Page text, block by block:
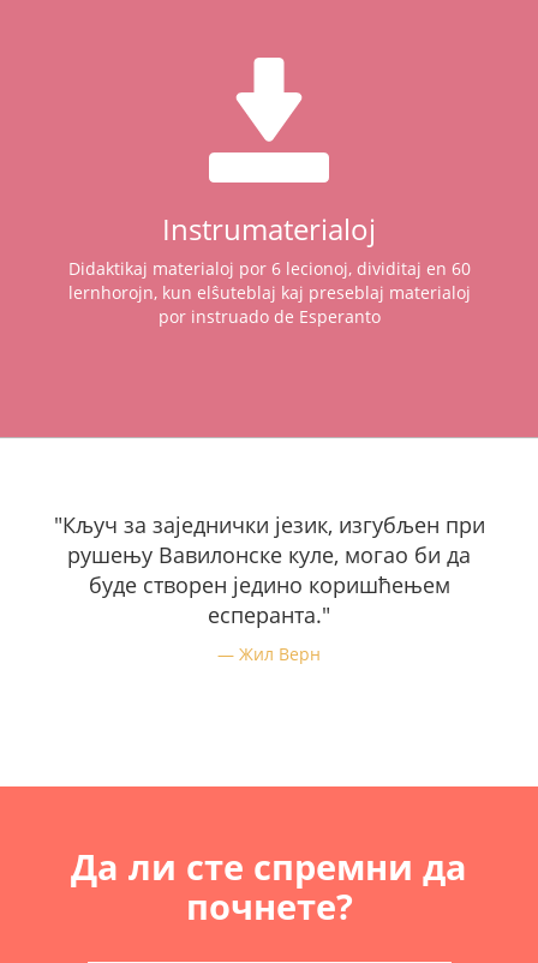
Instrumaterialoj
Didaktikaj materialoj por 6 lecionoj, dividitaj en 60
lernhorojn, kun elŝuteblaj kaj preseblaj materialoj
por instruado de Esperanto
"Кључ за заједнички језик, изгубљен при
рушењу Вавилонске куле, могао би да
буде створен једино коришћењем
есперанта."
Жил Верн
Да ли сте спремни да
почнете?